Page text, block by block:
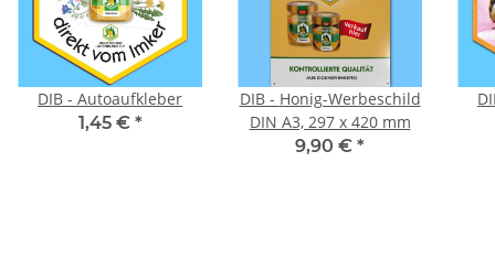
DIB - Autoaufkleber
1,45 € *
DIB - Honig-Werbeschild
DIN A3, 297 x 420 mm
9,90 € *